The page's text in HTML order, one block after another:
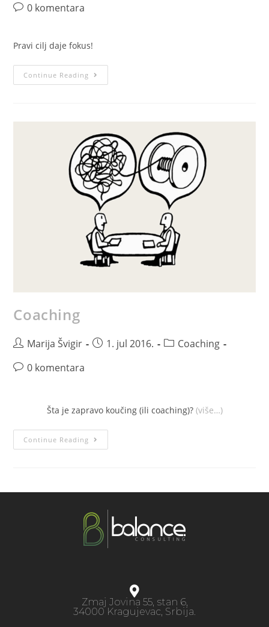
0 komentara
Pravi cilj daje fokus!
Continue Reading
Coaching
Marija Švigir 1. jul 2016.
Coaching
0 komentara
Šta je zapravo koučing (ili coaching)? (više…)
Continue Reading
Zmaj Jovina 55, stan 6,
34000 Kragujevac, Srbija.